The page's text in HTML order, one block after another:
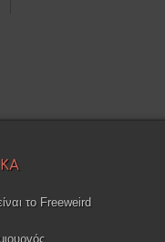
το Freeweird